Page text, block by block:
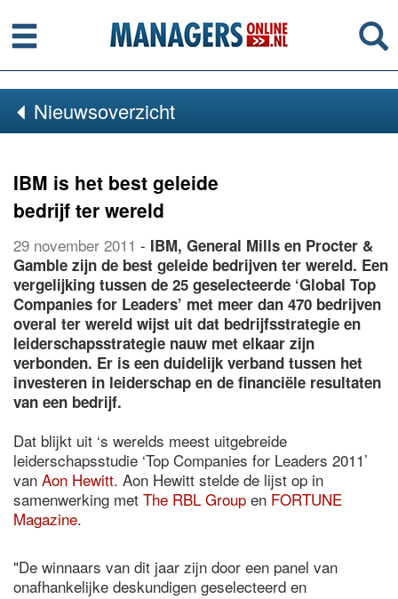
Menu
Nieuwsoverzicht
IBM is het best geleide
bedrijf ter wereld
29 november 2011 - IBM, General Mills en Procter &
Gamble zijn de best geleide bedrijven ter wereld. Een
vergelijking tussen de 25 geselecteerde ‘Global Top
Companies for Leaders’ met meer dan 470 bedrijven
overal ter wereld wijst uit dat bedrijfsstrategie en
leiderschapsstrategie nauw met elkaar zijn
verbonden. Er is een duidelijk verband tussen het
investeren in leiderschap en de financiële resultaten
van een bedrijf.
Dat blijkt uit ‘s werelds meest uitgebreide
leiderschapsstudie ‘Top Companies for Leaders 2011’
van Aon Hewitt. Aon Hewitt stelde de lijst op in
samenwerking met The RBL Group en FORTUNE
Magazine.
"De winnaars van dit jaar zijn door een panel van
onafhankelijke deskundigen geselecteerd en